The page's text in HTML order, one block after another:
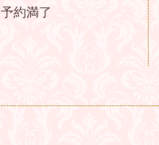
予約満了